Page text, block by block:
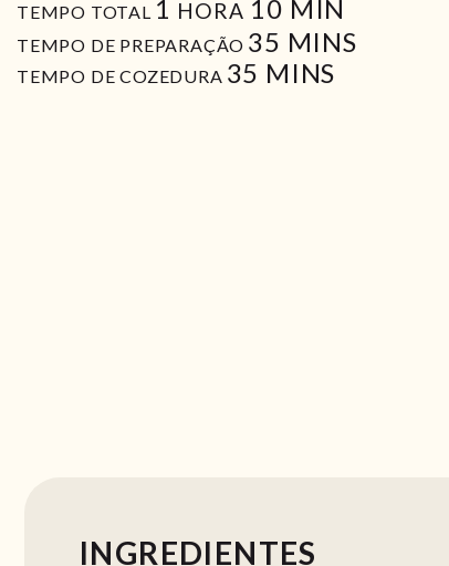
TEMPO TOTAL 1 HORA
HORA 10 MIN
MIN
TEMPO DE PREPARAÇÃO 35 MIN
MINS
TEMPO DE COZEDURA 35 MIN
MINS
INGREDIENTES